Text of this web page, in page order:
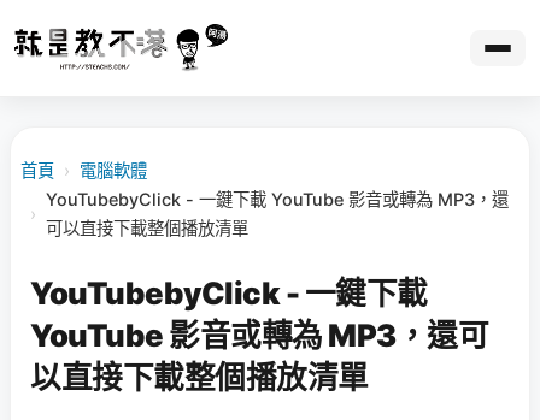
首頁 › 電腦軟體
›
YouTubebyClick - 一鍵下載 YouTube 影音或轉為 MP3，還
可以直接下載整個播放清單
YouTubebyClick - 一鍵下載
YouTube 影音或轉為 MP3，還可
以直接下載整個播放清單